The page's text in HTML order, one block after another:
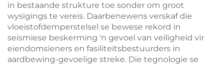
in bestaande strukture toe sonder om groot
wysigings te vereis. Daarbenewens verskaf die
vloeistofdemperstelsel se bewese rekord in
seismiese beskerming 'n gevoel van veiligheid vir
eiendomsieners en fasiliteitsbestuurders in
aardbewing-gevoelige streke. Die tegnologie se